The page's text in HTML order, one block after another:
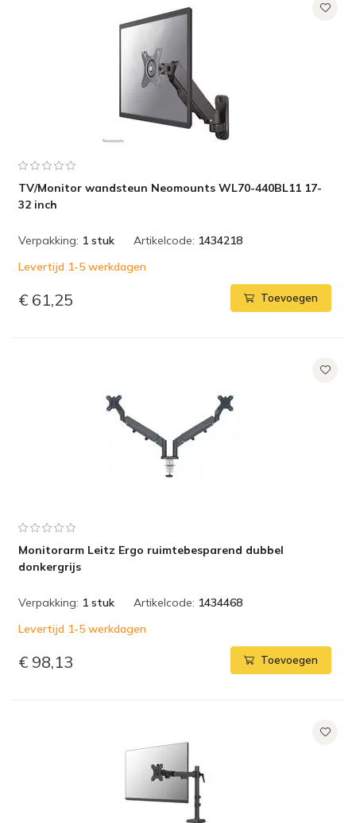
TV/Monitor wandsteun Neomounts WL70-440BL11 17-
32 inch
Verpakking: 1 stuk Artikelcode: 1434218
Levertijd 1-5 werkdagen
€ 61,25 Toevoegen
Monitorarm Leitz Ergo ruimtebesparend dubbel
donkergrijs
Verpakking: 1 stuk Artikelcode: 1434468
Levertijd 1-5 werkdagen
€ 98,13 Toevoegen